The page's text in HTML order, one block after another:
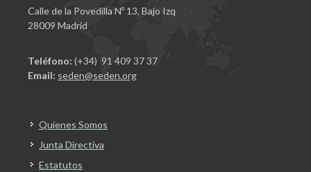
Calle de la Povedilla Nº 13, Bajo Izq
28009 Madrid
Teléfono: (+34) 91 409 37 37
Email: seden@seden.org
Quienes Somos
Junta Directiva
Estatutos